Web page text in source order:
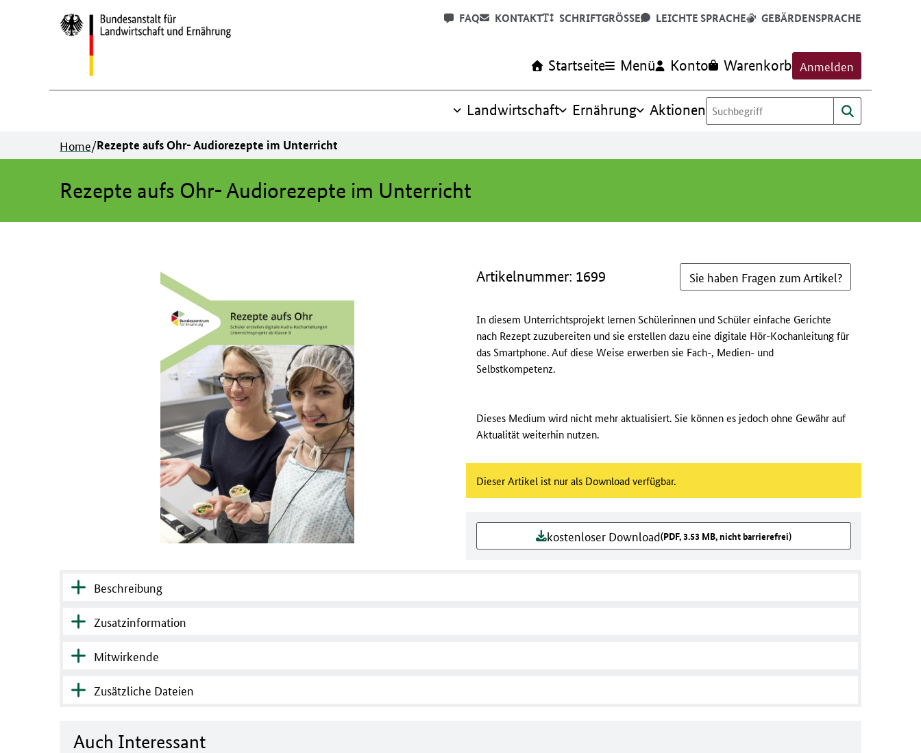
springen
FAQ KONTAKT SCHRIFTGRÖSSE LEICHTE SPRACHE GEBÄRDENSPRACHE
Startseite Menü Konto Warenkorb Anmelden
Landwirtschaft Ernährung Aktionen
Home/Rezepte aufs Ohr- Audiorezepte im Unterricht
Rezepte aufs Ohr- Audiorezepte im Unterricht
Artikelnummer: 1699 Sie haben Fragen zum Artikel?
In diesem Unterrichtsprojekt lernen Schülerinnen und Schüler einfache Gerichte
nach Rezept zuzubereiten und sie erstellen dazu eine digitale Hör-Kochanleitung für
das Smartphone. Auf diese Weise erwerben sie Fach-, Medien- und
Selbstkompetenz.
Dieses Medium wird nicht mehr aktualisiert. Sie können es jedoch ohne Gewähr auf
Aktualität weiterhin nutzen.
Dieser Artikel ist nur als Download verfügbar.
kostenloser Download(PDF, 3.53 MB, nicht barrierefrei)
Beschreibung
Zusatzinformation
Mitwirkende
Zusätzliche Dateien
Auch Interessant